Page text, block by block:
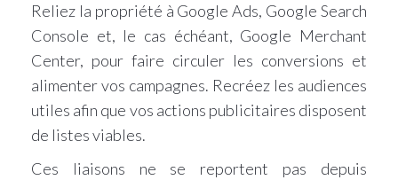
Reliez la propriété à Google Ads, Google Search
Console et, le cas échéant, Google Merchant
Center, pour faire circuler les conversions et
alimenter vos campagnes. Recréez les audiences
utiles afin que vos actions publicitaires disposent
de listes viables.
Ces liaisons ne se reportent pas depuis